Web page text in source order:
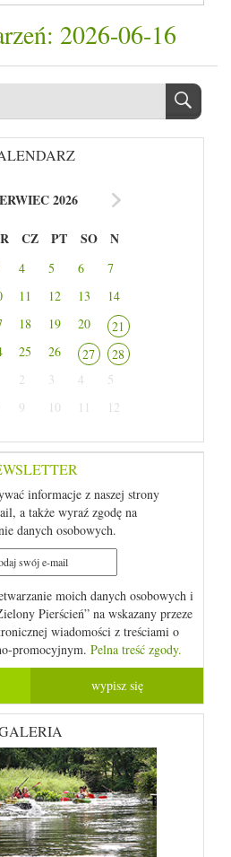
2026-06-16
2026
CZ PT SO N
4 5 6
7
11 12 13
14
18 19 20
21
25 26 27
28
2 3 4
5
9 10 11 12
informacje z naszej strony
a także wyraź zgodę na
danych osobowych.
moich danych osobowych i
Pierścień” na wskazany przeze
wiadomości z treściami o
promocyjnym. Pelna treść zgody.